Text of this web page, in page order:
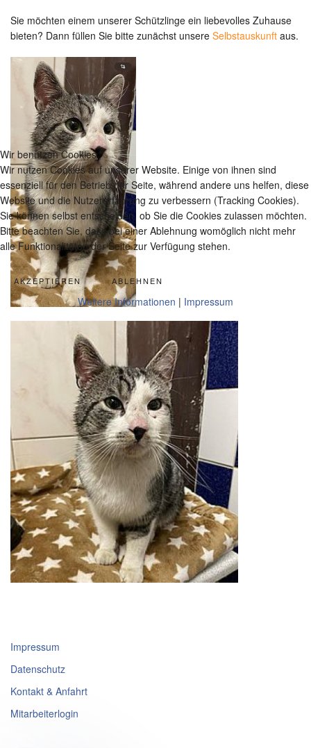
Sie möchten einem unserer Schützlinge ein liebevolles Zuhause
bieten? Dann füllen Sie bitte zunächst unsere Selbstauskunft aus.
Impressum
Datenschutz
Kontakt & Anfahrt
Mitarbeiterlogin
Wir benutzen Cookies
Wir nutzen Cookies auf unserer Website. Einige von ihnen sind
essenziell für den Betrieb der Seite, während andere uns helfen, diese
Website und die Nutzererfahrung zu verbessern (Tracking Cookies).
Sie können selbst entscheiden, ob Sie die Cookies zulassen möchten.
Bitte beachten Sie, dass bei einer Ablehnung womöglich nicht mehr
alle Funktionalitäten der Seite zur Verfügung stehen.
AKZEPTIEREN ABLEHNEN
Weitere Informationen | Impressum